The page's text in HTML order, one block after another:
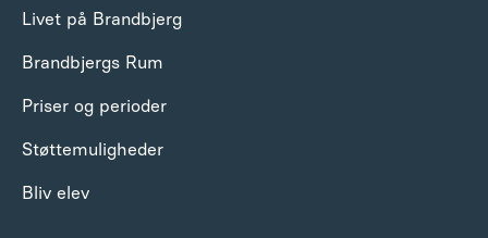
Livet på Brandbjerg
Brandbjergs Rum
Priser og perioder
Støttemuligheder
Bliv elev